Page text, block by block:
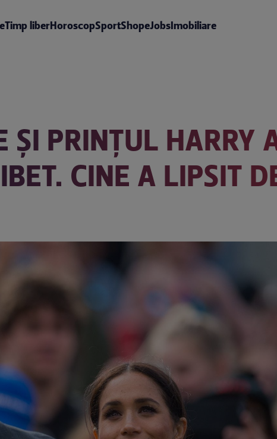
Timp liberHoroscopSportShopeJobsImobiliare
ȘI PRINȚUL HARRY
CINE A LIPSIT